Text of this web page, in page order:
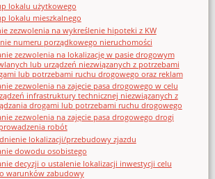
lokalu użytkowego
lokalu mieszkalnego
zezwolenia na wykreślenie hipoteki z KW
numeru porządkowego nieruchomości
zezwolenia na lokalizację w pasie drogowym
lub urządzeń niezwiązanych z potrzebami
lub potrzebami ruchu drogowego oraz reklam
zezwolenia na zajęcie pasa drogowego w celu
infrastruktury technicznej niezwiązanych z
drogami lub potrzebami ruchu drogowego
zezwolenia na zajęcie pasa drogowego drogi
robót
lokalizacji/przebudowy zjazdu
dowodu osobistego
decyzji o ustalenie lokalizacji inwestycji celu
warunków zabudowy